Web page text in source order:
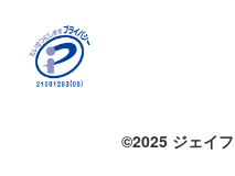
©2025 ジェイ